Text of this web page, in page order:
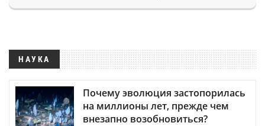
НАУКА
Почему эволюция застопорилась
на миллионы лет, прежде чем
внезапно возобновиться?